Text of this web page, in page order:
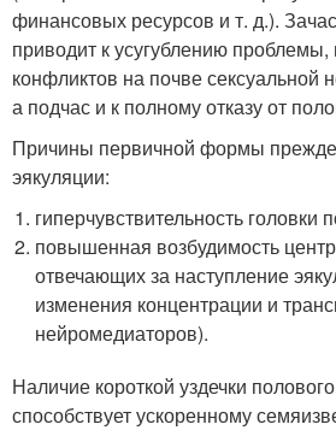
финансовых ресурсов и т. д.).
приводит к усугублению
конфликтов на почве сексуальной
а подчас и к полному отказу от
Причины первичной формы
эякуляции:
гиперчувствительность головки
повышенная возбудимость
отвечающих за наступление
изменения концентрации и
нейромедиаторов).
Наличие короткой уздечки
способствует ускоренному